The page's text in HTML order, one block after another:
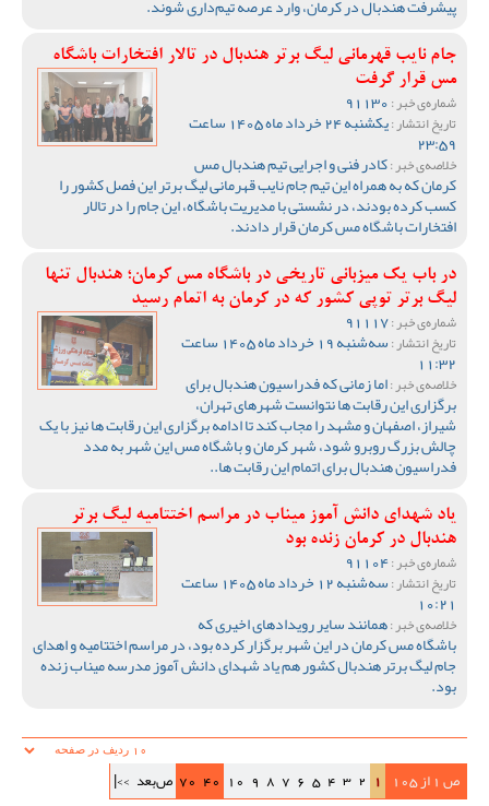
پیشرفت هندبال در کرمان، وارد عرصه تیم‌داری شوند.
جام نایب قهرمانی لیگ برتر هندبال در تالار افتخارات باشگاه
مس قرار گرفت
شماره‌ی خبر :
تاریخ انتشار : یکشنبه 24 خرداد ماه 1405 ساعت
23:59
خلاصه‌ی خبر :کادر فنی و اجرایی تیم هندبال مس
کرمان که به همراه این تیم جام نایب قهرمانی لیگ برتر این فصل کشور را
کسب کرده بودند، در نشستی با مدیریت باشگاه، این جام را در تالار
افتخارات باشگاه مس کرمان قرار دادند.
در باب یک میزبانی تاریخی در باشگاه مس کرمان؛ هندبال تنها
لیگ برتر توپی کشور که در کرمان به اتمام رسید
شماره‌ی خبر :
تاریخ انتشار : سه‌شنبه 19 خرداد ماه 1405 ساعت
11:32
خلاصه‌ی خبر :اما زمانی که فدراسیون هندبال برای
برگزاری این رقابت ها نتوانست شهرهای تهران،
شیراز، اصفهان و مشهد را مجاب کند تا ادامه برگزاری این رقابت ها نیز با یک
چالش بزرگ روبرو شود، شهر کرمان و باشگاه مس این شهر به مدد
فدراسیون هندبال برای اتمام این رقابت ها..
یاد شهدای دانش آموز میناب در مراسم اختتامیه لیگ برتر
هندبال در کرمان زنده بود
شماره‌ی خبر :
تاریخ انتشار : سه‌شنبه 12 خرداد ماه 1405 ساعت
10:21
خلاصه‌ی خبر :همانند سایر رویدادهای اخیری که
باشگاه مس کرمان در این شهر برگزار کرده بود، در مراسم اختتامیه و اهدای
جام لیگ برتر هندبال کشور هم یاد شهدای دانش آموز مدرسه میناب زنده
بود.
ص 1 از 105 1
2
3
4
5
6
7
8
9
10
40
70 ص‌بعد >>|